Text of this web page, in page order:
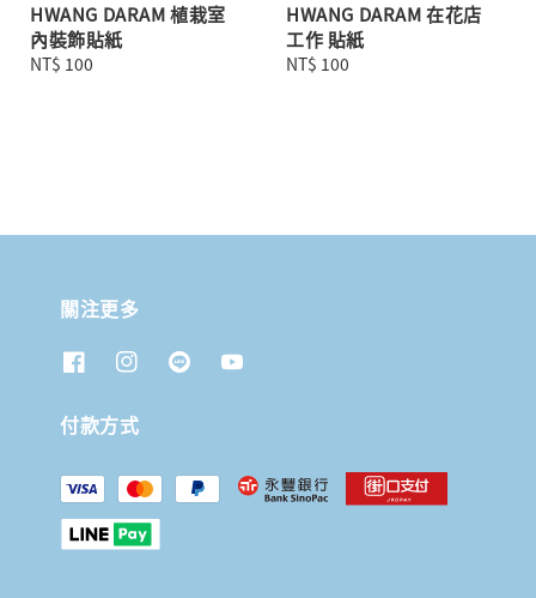
HWANG DARAM 植栽室
內裝飾貼紙
Regular
NT$ 100
HWANG DARAM 在花店
工作 貼紙
Regular
NT$ 100
關注更多
付款方式